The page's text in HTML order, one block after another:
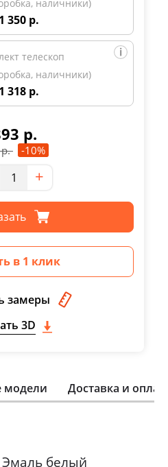
р.
-10%
Количество
+
наличники)
1 350 р.
телескоп
наличники)
1 318 р.
в 1 клик
замеры
3D
модели Доставка и
Эмаль белый